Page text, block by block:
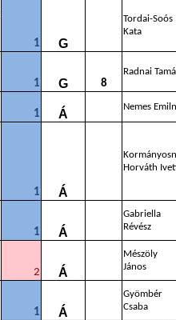
1 G
Tordai-Soós
Kata
1 G 8
Radnai
1 Á
Nemes
1 Á
Horváth
1 Á
Gabriella
Révész
2 Á
Mészöly
János
1 Á
Gyömbér
Csaba